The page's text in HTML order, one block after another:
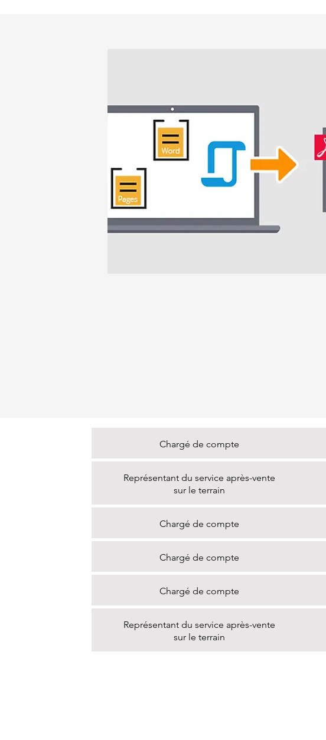
Chargé de compte
Représentant du service après-vente
sur le terrain
Chargé de compte
Chargé de compte
Chargé de compte
Représentant du service après-vente
sur le terrain